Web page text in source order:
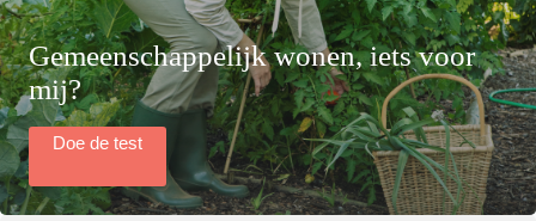
Gemeenschappelijk wonen, iets voor
mij?
Doe de test